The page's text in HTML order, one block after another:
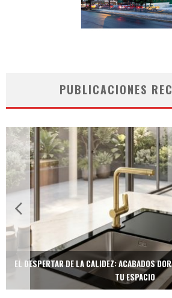
PUBLICACIONES
EL DESPERTAR DE LA CALIDEZ: ACABADOS
TU ESPACIO